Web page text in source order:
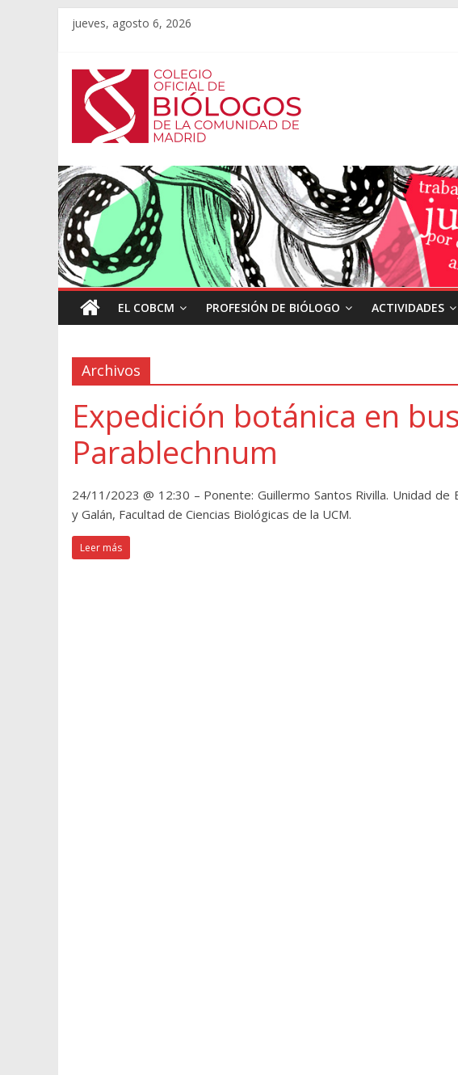
jueves, agosto 6, 2026
EL COBCM PROFESIÓN DE BIÓLOGO ACTIVIDADES
Archivos
Expedición botánica en
Parablechnum
24/11/2023 @ 12:30 – Ponente: Guillermo Santos Rivilla. Unidad de
y Galán, Facultad de Ciencias Biológicas de la UCM.
Leer más